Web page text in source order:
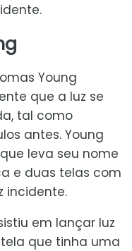
Young
que a luz se
tal como
antes. Young
leva seu nome
e duas telas com
incidente.
em lançar luz
que tinha uma